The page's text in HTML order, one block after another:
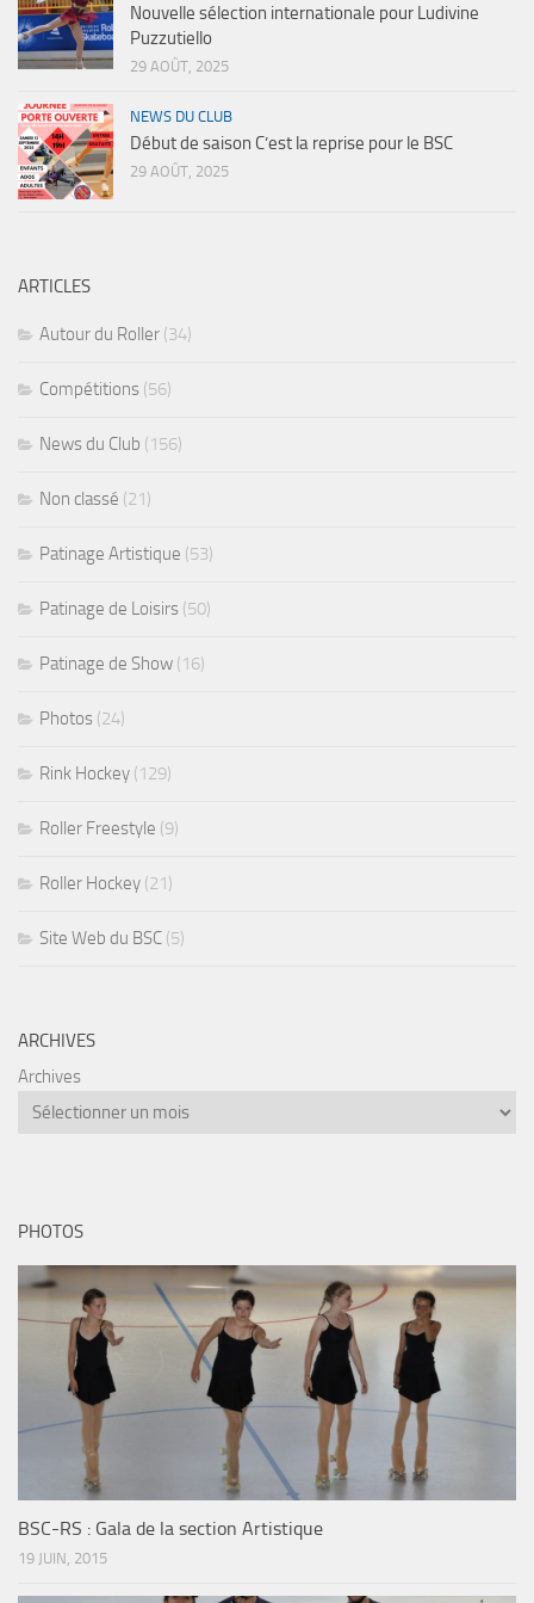
Nouvelle sélection internationale pour Ludivine
Puzzutiello
29 AOÛT, 2025
NEWS DU CLUB
Début de saison C’est la reprise pour le BSC
29 AOÛT, 2025
ARTICLES
Autour du Roller (34)
Compétitions (56)
News du Club (156)
Non classé (21)
Patinage Artistique (53)
Patinage de Loisirs (50)
Patinage de Show (16)
Photos (24)
Rink Hockey (129)
Roller Freestyle (9)
Roller Hockey (21)
Site Web du BSC (5)
ARCHIVES
Archives
PHOTOS
BSC-RS : Gala de la section Artistique
19 JUIN, 2015